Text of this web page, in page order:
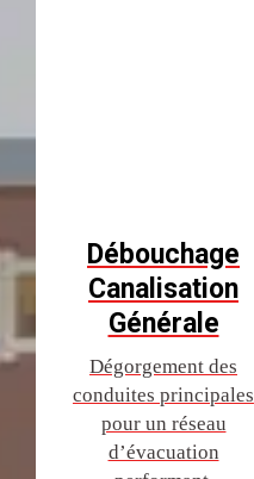
Débouchage
Canalisation
Générale
Dégorgement des
conduites principales
pour un réseau
d’évacuation